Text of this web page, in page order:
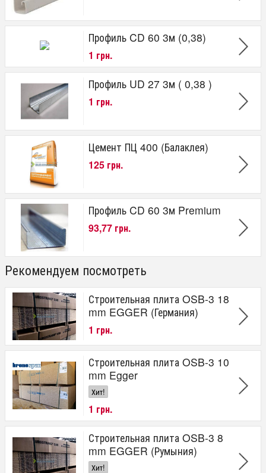
Профиль CD 60 3м (0,38)
1 грн.
Профиль UD 27 3м ( 0,38 )
1 грн.
Цемент ПЦ 400 (Балаклея)
125 грн.
Профиль CD 60 3м Premium
93,77 грн.
Рекомендуем посмотреть
Строительная плита OSB-3 18
mm EGGER (Германия)
1 грн.
Строительная плита OSB-3 10
mm Egger
Хит!
1 грн.
Строительная плита OSB-3 8
mm EGGER (Румыния)
Хит!